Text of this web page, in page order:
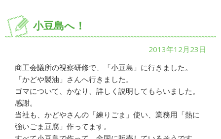
小豆島へ！
2013年12月23日
商工会議所の視察研修で、「小豆島」に行きました。
「かどや製油」さんへ行きました。
ゴマについて、かなり、詳しく説明してもらいました。
感謝。
当社も、かどやさんの「練りごま」使い、業務用「熱に
強いごま豆腐」作ってます。